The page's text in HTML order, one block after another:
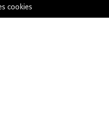
cookies